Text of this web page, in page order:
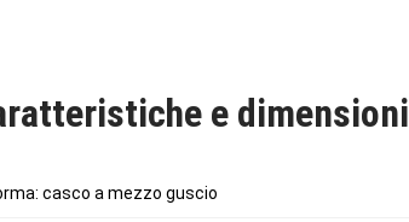
e dimensioni
casco a mezzo guscio